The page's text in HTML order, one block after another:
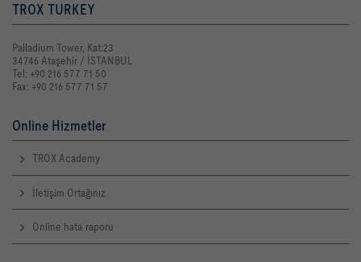
TROX TURKEY
Palladium Tower, Kat:23
34746 Ataşehir / İSTANBUL
Tel: +90 216 577 71 50
Fax: +90 216 577 71 57
Online Hizmetler
TROX Academy
İletişim Ortağınız
Online hata raporu